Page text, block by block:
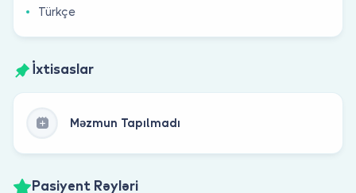
Türkçe
İxtisaslar
Məzmun Tapılmadı
Pasiyent Rəyləri